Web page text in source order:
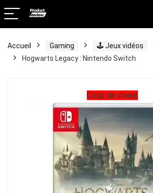
Accueil Gaming 🕹️ Jeux vidéos
Hogwarts Legacy : Nintendo Switch
Coup de coeur